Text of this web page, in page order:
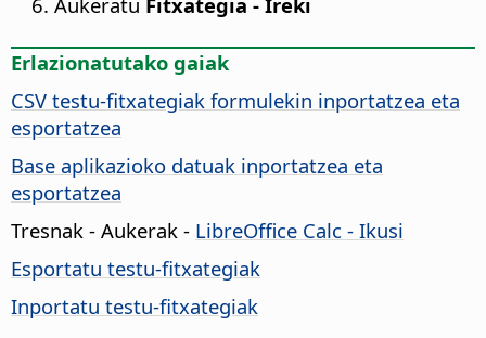
Erlazionatutako gaiak
CSV testu-fitxategiak formulekin inportatzea eta
esportatzea
Base aplikazioko datuak inportatzea eta
esportatzea
Tresnak - Aukerak - LibreOffice Calc - Ikusi
Esportatu testu-fitxategiak
Inportatu testu-fitxategiak